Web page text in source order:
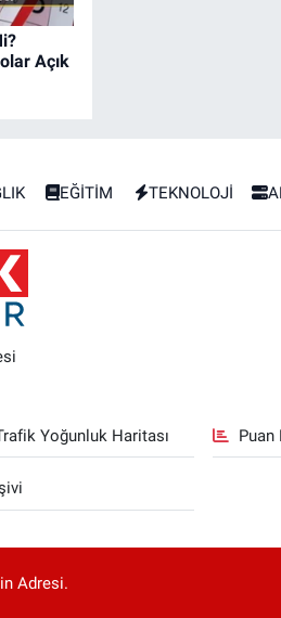
Açık
EĞİTİM TEKNOLOJİ
Yoğunluk Haritası Puan
Adresi.